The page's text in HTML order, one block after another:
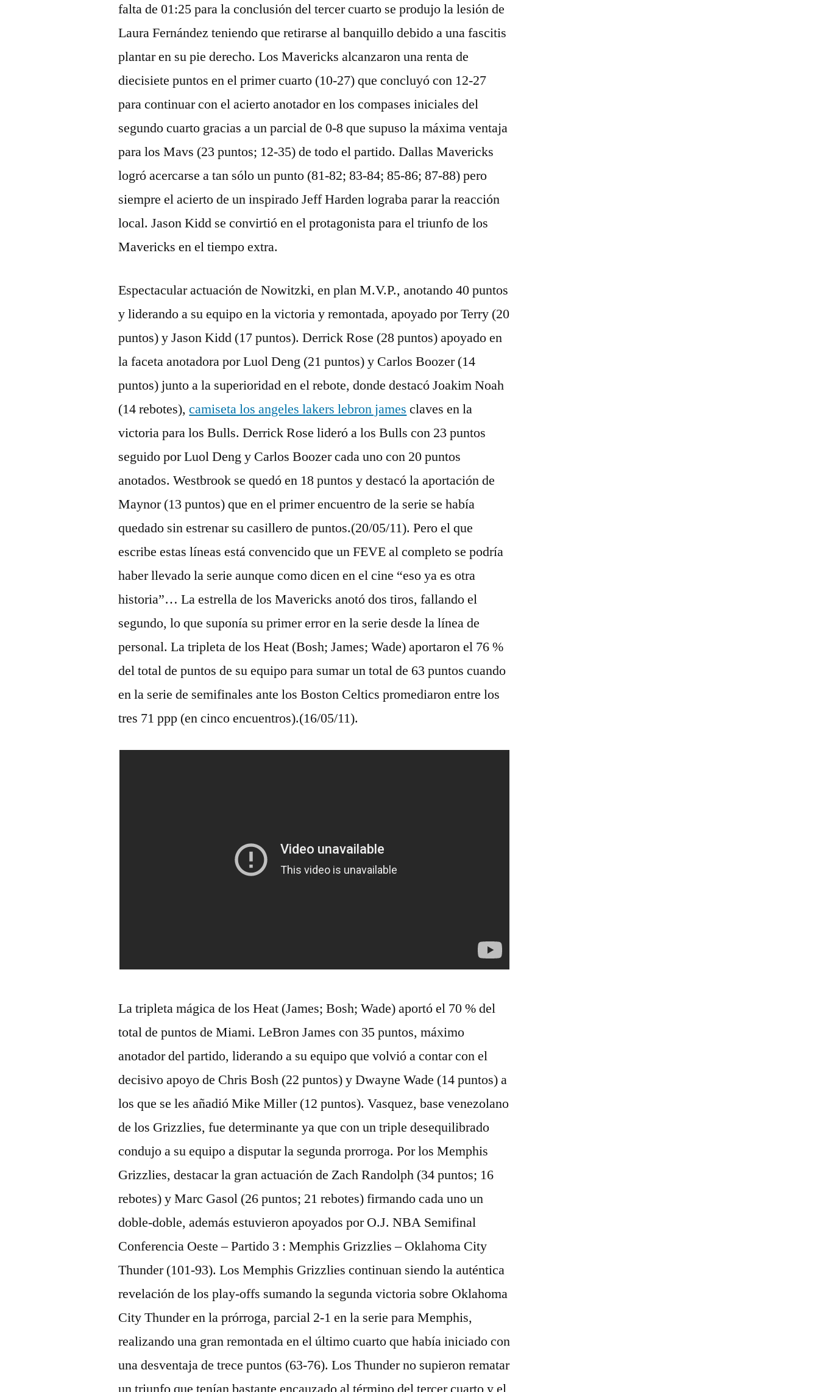
falta de 01:25 para la conclusión del tercer cuarto se produjo la lesión de
Laura Fernández teniendo que retirarse al banquillo debido a una fascitis
plantar en su pie derecho. Los Mavericks alcanzaron una renta de
diecisiete puntos en el primer cuarto (10-27) que concluyó con 12-27
para continuar con el acierto anotador en los compases iniciales del
segundo cuarto gracias a un parcial de 0-8 que supuso la máxima ventaja
para los Mavs (23 puntos; 12-35) de todo el partido. Dallas Mavericks
logró acercarse a tan sólo un punto (81-82; 83-84; 85-86; 87-88) pero
siempre el acierto de un inspirado Jeff Harden lograba parar la reacción
local. Jason Kidd se convirtió en el protagonista para el triunfo de los
Mavericks en el tiempo extra.
Espectacular actuación de Nowitzki, en plan M.V.P., anotando 40 puntos
y liderando a su equipo en la victoria y remontada, apoyado por Terry (20
puntos) y Jason Kidd (17 puntos). Derrick Rose (28 puntos) apoyado en
la faceta anotadora por Luol Deng (21 puntos) y Carlos Boozer (14
puntos) junto a la superioridad en el rebote, donde destacó Joakim Noah
(14 rebotes),camiseta los angeles lakers lebron james claves en la
victoria para los Bulls. Derrick Rose lideró a los Bulls con 23 puntos
seguido por Luol Deng y Carlos Boozer cada uno con 20 puntos
anotados. Westbrook se quedó en 18 puntos y destacó la aportación de
Maynor (13 puntos) que en el primer encuentro de la serie se había
quedado sin estrenar su casillero de puntos.(20/05/11). Pero el que
escribe estas líneas está convencido que un FEVE al completo se podría
haber llevado la serie aunque como dicen en el cine “eso ya es otra
historia”… La estrella de los Mavericks anotó dos tiros, fallando el
segundo, lo que suponía su primer error en la serie desde la línea de
personal. La tripleta de los Heat (Bosh; James; Wade) aportaron el 76 %
del total de puntos de su equipo para sumar un total de 63 puntos cuando
en la serie de semifinales ante los Boston Celtics promediaron entre los
tres 71 ppp (en cinco encuentros).(16/05/11).
La tripleta mágica de los Heat (James; Bosh; Wade) aportó el 70 % del
total de puntos de Miami. LeBron James con 35 puntos, máximo
anotador del partido, liderando a su equipo que volvió a contar con el
decisivo apoyo de Chris Bosh (22 puntos) y Dwayne Wade (14 puntos) a
los que se les añadió Mike Miller (12 puntos). Vasquez, base venezolano
de los Grizzlies, fue determinante ya que con un triple desequilibrado
condujo a su equipo a disputar la segunda prorroga. Por los Memphis
Grizzlies, destacar la gran actuación de Zach Randolph (34 puntos; 16
rebotes) y Marc Gasol (26 puntos; 21 rebotes) firmando cada uno un
doble-doble, además estuvieron apoyados por O.J. NBA Semifinal
Conferencia Oeste – Partido 3 : Memphis Grizzlies – Oklahoma City
Thunder (101-93). Los Memphis Grizzlies continuan siendo la auténtica
revelación de los play-offs sumando la segunda victoria sobre Oklahoma
City Thunder en la prórroga, parcial 2-1 en la serie para Memphis,
realizando una gran remontada en el último cuarto que había iniciado con
una desventaja de trece puntos (63-76). Los Thunder no supieron rematar